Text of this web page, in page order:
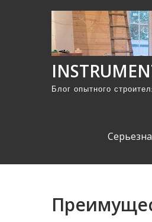
Блог опытного